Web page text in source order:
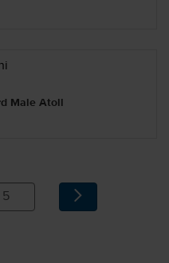
Male Atoll